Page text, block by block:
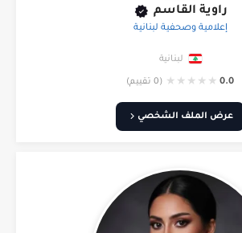
راوية القاسم
إعلامية وصحفية لبنانية
لبنانية
0.0
★
★
★
★
★ (0 تقييم)
عرض الملف الشخصي